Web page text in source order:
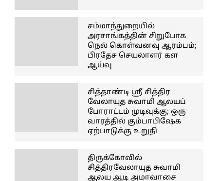
சம்மாந்துறையில்
அரசாங்கத்தின் சிறுபோக
நெல் கொள்வனவு ஆரம்பம்;
பிரதேச செயலாளர் கள
ஆய்வு
சித்தாண்டி ஸ்ரீ சித்திர
வேலாயுத சுவாமி ஆலயப்
போராட்டம் முடிவுக்கு; ஒரு
வாரத்தில் கும்பாபிஷேக
ஏற்பாடுக்கு உறுதி
திருக்கோவில்
சித்திரவேலாயுத சுவாமி
ஆலய ஆடி அமாவாசை